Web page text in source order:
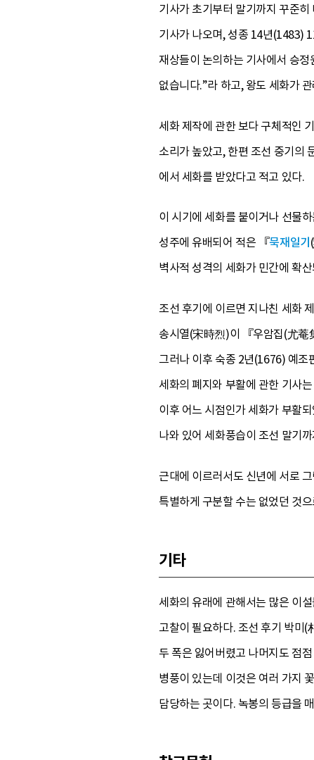
기사가 초기부터 말기까지 꾸준
기사가 나오며, 성종 14년(1483)
재상들이 논의하는 기사에서 승
없습니다.”라 하고, 왕도 세화가
세화 제작에 관한 보다 구체적인
소리가 높았고, 한편 조선 중기의
에서 세화를 받았다고 적고 있다.
이 시기에 세화를 붙이거나 선물
성주에 유배되어 적은 『묵재일기
벽사적 성격의 세화가 민간에 확
조선 후기에 이르면 지나친 세화
송시열(宋時烈)이 『우암집(尤菴
그러나 이후 숙종 2년(1676) 예
세화의 폐지와 부활에 관한 기사
이후 어느 시점인가 세화가 부활
나와 있어 세화풍습이 조선 말기
근대에 이르러서도 신년에 서로
특별하게 구분할 수는 없었던 것
기타
세화의 유래에 관해서는 많은 이
고찰이 필요하다. 조선 후기 박미
두 폭은 잃어버렸고 나머지도 점
병풍이 있는데 이것은 여러 가지
담당하는 곳이다. 녹봉의 등급을